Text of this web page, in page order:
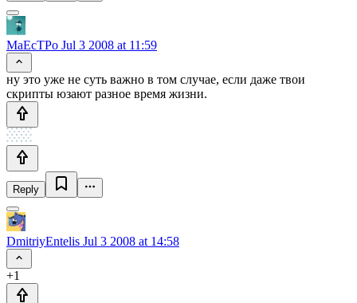
MaEcTPo Jul 3 2008 at 11:59
ну это уже не суть важно в том случае, если даже твои
скрипты юзают разное время жизни.
Reply
DmitriyEntelis Jul 3 2008 at 14:58
+1